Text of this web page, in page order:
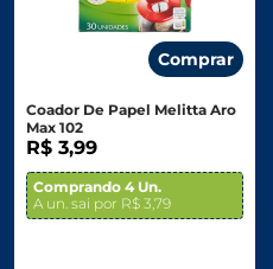
Comprar
Coador De Papel Melitta Aro
Max 102
R$ 3,99
Comprando 4 Un.
A un. sai por R$ 3,79